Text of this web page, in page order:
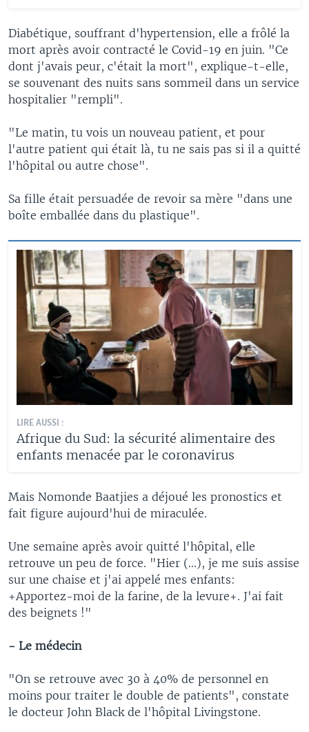
Diabétique, souffrant d'hypertension, elle a frôlé la
mort après avoir contracté le Covid-19 en juin. "Ce
dont j'avais peur, c'était la mort", explique-t-elle,
se souvenant des nuits sans sommeil dans un service
hospitalier "rempli".
"Le matin, tu vois un nouveau patient, et pour
l'autre patient qui était là, tu ne sais pas si il a quitté
l'hôpital ou autre chose".
Sa fille était persuadée de revoir sa mère "dans une
boîte emballée dans du plastique".
LIRE AUSSI :
Afrique du Sud: la sécurité alimentaire des
enfants menacée par le coronavirus
Mais Nomonde Baatjies a déjoué les pronostics et
fait figure aujourd'hui de miraculée.
Une semaine après avoir quitté l'hôpital, elle
retrouve un peu de force. "Hier (...), je me suis assise
sur une chaise et j'ai appelé mes enfants:
+Apportez-moi de la farine, de la levure+. J'ai fait
des beignets !"
- Le médecin
"On se retrouve avec 30 à 40% de personnel en
moins pour traiter le double de patients", constate
le docteur John Black de l'hôpital Livingstone.